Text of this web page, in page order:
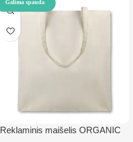
Galima spauda
Reklaminis maišelis ORGANIC